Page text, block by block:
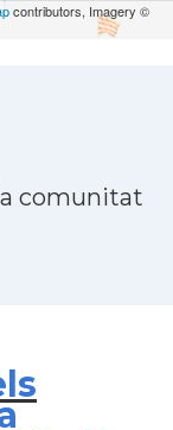
contributors, Imagery ©
comunitat